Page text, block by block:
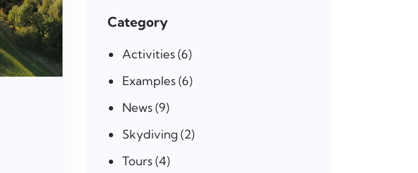
Category
Activities(6)
Examples(6)
News(9)
Skydiving(2)
Tours(4)